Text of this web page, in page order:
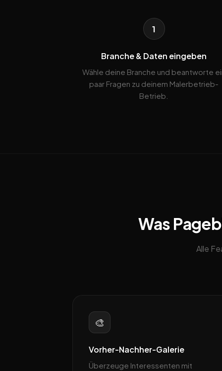
1
Branche & Daten eingeben
Wähle deine Branche und beantworte
paar Fragen zu deinem Malerbetrieb-
Betrieb.
Was
Alle
🎨
Vorher-Nachher-Galerie
Überzeuge Interessenten mit